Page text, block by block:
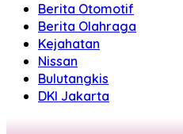
Berita Otomotif
Berita Olahraga
Kejahatan
Nissan
Bulutangkis
DKI Jakarta